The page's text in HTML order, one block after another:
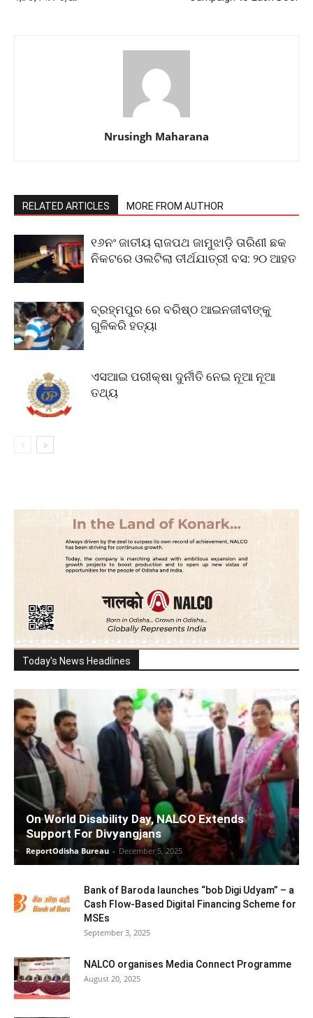
Nrusingh Maharana
RELATED ARTICLES MORE FROM AUTHOR
୧୬ନଂ ଜାତୀୟ ରାଜପଥ ଜାମୁଝାଡ଼ି ତାରିଣୀ ଛକ
ନିକଟରେ ଓଲଟିଲା ତୀର୍ଥଯାତ୍ରୀ ବସ: ୨୦ ଆହତ
ବ୍ରହ୍ମପୁର ରେ ବରିଷ୍ଠ ଆଇନଜୀବୀଙ୍କୁ
ଗୁଳିକରି ହତ୍ୟା
ଏସଆଇ ପରୀକ୍ଷା ଦୁର୍ନୀତି ନେଇ ନୂଆ ନୂଆ
ତଥ୍ୟ
Today's News Headlines
On World Disability Day, NALCO Extends
Support For Divyangjans
ReportOdisha Bureau - December 5, 2025
Bank of Baroda launches “bob Digi Udyam” – a
Cash Flow-Based Digital Financing Scheme for
MSEs
September 3, 2025
NALCO organises Media Connect Programme
August 20, 2025